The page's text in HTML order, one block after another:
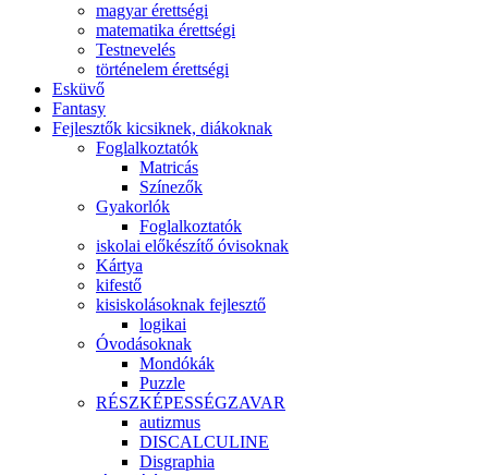
magyar érettségi
matematika érettségi
Testnevelés
történelem érettségi
Esküvő
Fantasy
Fejlesztők kicsiknek, diákoknak
Foglalkoztatók
Matricás
Színezők
Gyakorlók
Foglalkoztatók
iskolai előkészítő óvisoknak
Kártya
kifestő
kisiskolásoknak fejlesztő
logikai
Óvodásoknak
Mondókák
Puzzle
RÉSZKÉPESSÉGZAVAR
autizmus
DISCALCULINE
Disgraphia